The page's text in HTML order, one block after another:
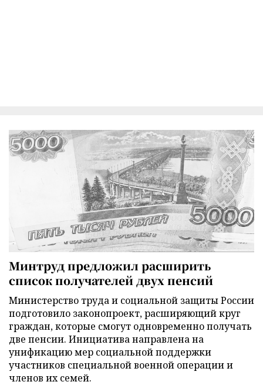
Минтруд предложил расширить
список получателей двух пенсий
Министерство труда и социальной защиты России
подготовило законопроект, расширяющий круг
граждан, которые смогут одновременно получать
две пенсии. Инициатива направлена на
унификацию мер социальной поддержки
участников специальной военной операции и
членов их семей.